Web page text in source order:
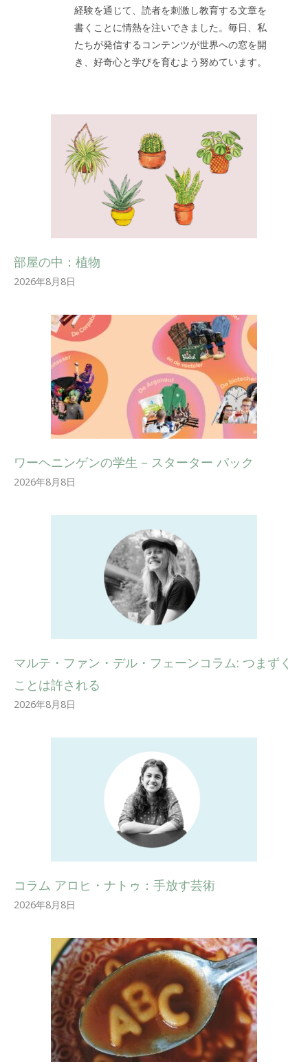
経験を通じて、読者を刺激し教育する文章を
書くことに情熱を注いできました。毎日、私
たちが発信するコンテンツが世界への窓を開
き、好奇心と学びを育むよう努めています。
部屋の中：植物
2026年8月8日
ワーヘニンゲンの学生 – スターター パック
2026年8月8日
マルテ・ファン・デル・フェーンコラム: つまずく
ことは許される
2026年8月8日
コラム アロヒ・ナトゥ：手放す芸術
2026年8月8日